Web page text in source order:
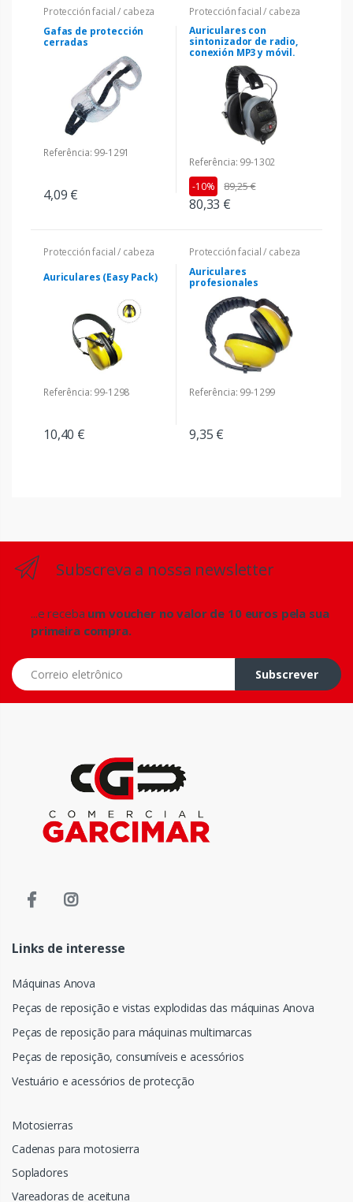
Protección facial / cabeza
Gafas de protección
cerradas
Referência: 99-1291
4,09 €
Protección facial / cabeza
Auriculares con
sintonizador de radio,
conexión MP3 y móvil.
Referência: 99-1302
80,33 €
-10% 89,25 €
Protección facial / cabeza
Auriculares (Easy Pack)
Referência: 99-1298
10,40 €
Protección facial / cabeza
Auriculares
profesionales
Referência: 99-1299
9,35 €
Subscreva a nossa newsletter
...e receba um voucher no valor de 10 euros pela sua
primeira compra.
Correio eletrônico
Subscrever
Links de interesse
Máquinas Anova
Peças de reposição e vistas explodidas das máquinas Anova
Peças de reposição para máquinas multimarcas
Peças de reposição, consumíveis e acessórios
Vestuário e acessórios de protecção
Motosierras
Cadenas para motosierra
Sopladores
Vareadoras de aceituna